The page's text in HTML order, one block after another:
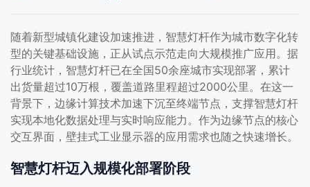
随着新型城镇化建设加速推进，智慧灯杆作为城市数字化转
型的关键基础设施，正从试点示范走向大规模推广应用。据
行业统计，智慧灯杆已在全国50余座城市实现部署，累计
出货量超过10万根，覆盖道路里程超过2000公里。在这一
背景下，边缘计算技术加速下沉至终端节点，支撑智慧灯杆
实现本地化数据处理与实时响应能力。作为边缘节点的核心
交互界面，壁挂式工业显示器的应用需求也随之快速增长。
智慧灯杆迈入规模化部署阶段